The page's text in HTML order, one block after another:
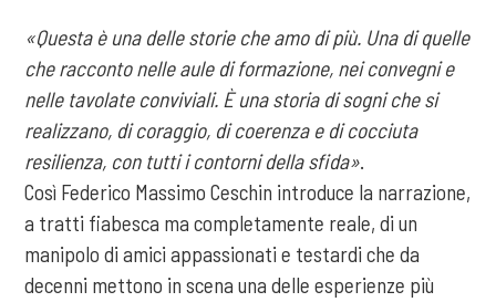
«Questa è una delle storie che amo di più. Una di quelle
che racconto nelle aule di formazione, nei convegni e
nelle tavolate conviviali. È una storia di sogni che si
realizzano, di coraggio, di coerenza e di cocciuta
resilienza, con tutti i contorni della sfida».
Così Federico Massimo Ceschin introduce la narrazione,
a tratti fiabesca ma completamente reale, di un
manipolo di amici appassionati e testardi che da
decenni mettono in scena una delle esperienze più